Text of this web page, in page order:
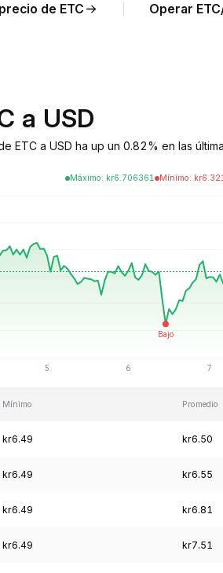
de ETC Operar
a USD
ETC a USD ha up un 0.82% en las
Máximo: kr6.706361 Mínimo: kr
Mínimo Promedio
kr6.49 kr6.50
kr6.49 kr6.55
kr6.49 kr6.81
kr6.49 kr7.51